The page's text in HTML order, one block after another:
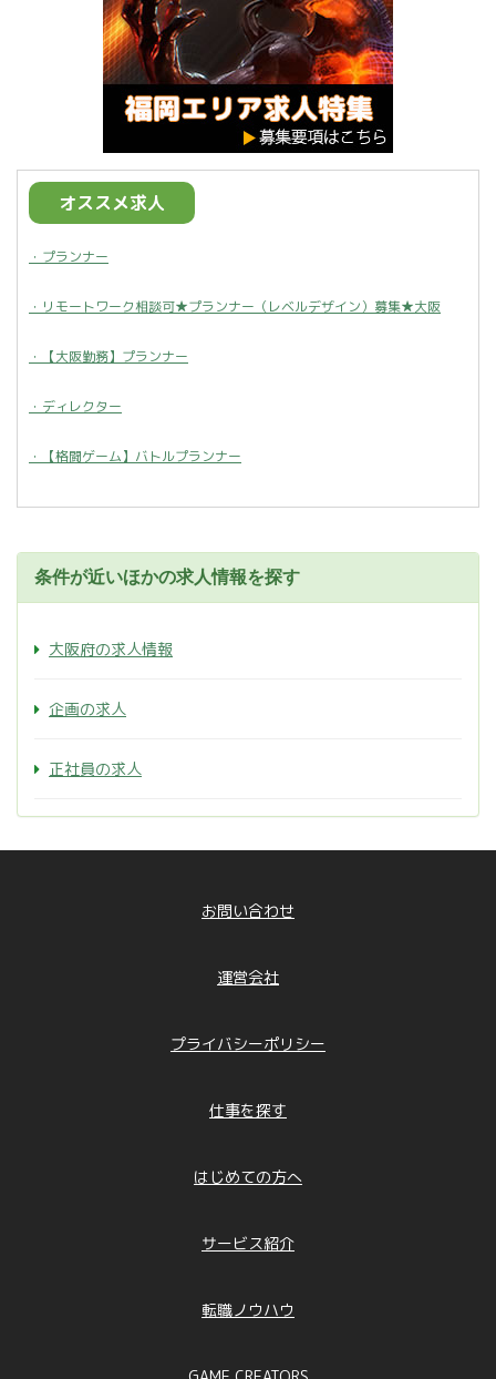
オススメ求人
・プランナー
・リモートワーク相談可★プランナー（レベルデザイン）募集★大阪
・【大阪勤務】プランナー
・ディレクター
・【格闘ゲーム】バトルプランナー
条件が近いほかの求人情報を探す
大阪府の求人情報
企画の求人
正社員の求人
お問い合わせ
運営会社
プライバシーポリシー
仕事を探す
はじめての方へ
サービス紹介
転職ノウハウ